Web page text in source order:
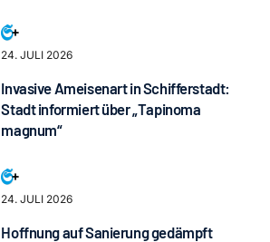
24. JULI 2026
Invasive Ameisenart in Schifferstadt:
Stadt informiert über „Tapinoma
magnum“
24. JULI 2026
Hoffnung auf Sanierung gedämpft